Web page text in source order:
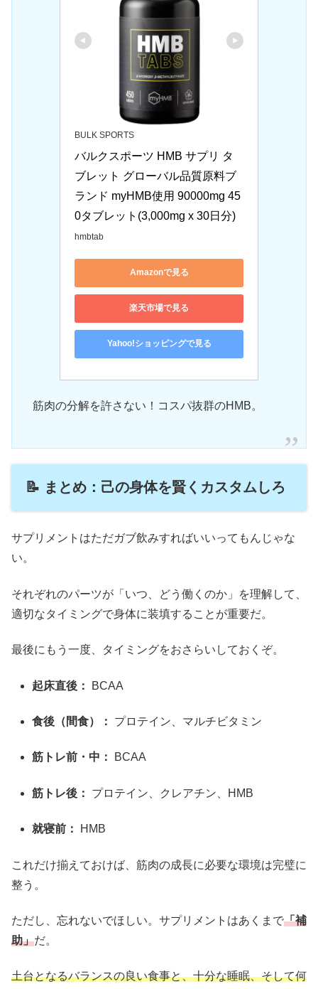
BULK SPORTS
バルクスポーツ HMB サプリ タ
ブレット グローバル品質原料ブ
ランド myHMB使用 90000mg 45
0タブレット(3,000mg x 30日分)
hmbtab
Amazonで見る
楽天市場で見る
Yahoo!ショッピングで見る
筋肉の分解を許さない！コスパ抜群のHMB。
📝 まとめ：己の身体を賢くカスタムしろ
サプリメントはただガブ飲みすればいいってもんじゃな
い。
それぞれのパーツが「いつ、どう働くのか」を理解して、
適切なタイミングで身体に装填することが重要だ。
最後にもう一度、タイミングをおさらいしておくぞ。
起床直後： BCAA
食後（間食）： プロテイン、マルチビタミン
筋トレ前・中： BCAA
筋トレ後： プロテイン、クレアチン、HMB
就寝前： HMB
これだけ揃えておけば、筋肉の成長に必要な環境は完璧に
整う。
ただし、忘れないでほしい。サプリメントはあくまで「補
助」だ。
土台となるバランスの良い食事と、十分な睡眠、そして何